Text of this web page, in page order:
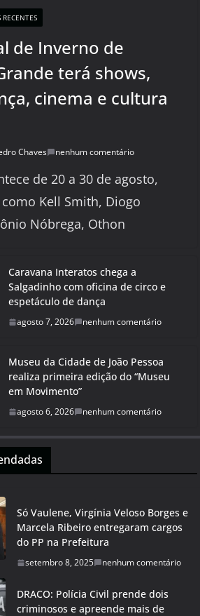
RECENTES
de Inverno de
terá shows,
cinema e cultura
Chaves nenhum comentário
de 20 a 30 de agosto,
Kell Smith, Diogo
Nóbrega, Othon
Caravana Interatos chega a
Salgadinho com oficina de circo e
espetáculo de dança
agosto 7, 2026 nenhum comentário
Museu da Cidade de João Pessoa
realiza primeira edição do “Museu
em Movimento”
agosto 6, 2026 nenhum comentário
Só Vaulene, Virgínia Veloso Borges e
Marcela Ribeiro entregaram cargos
do PP na Prefeitura
setembro 8, 2025 nenhum comentário
DRACO: Polícia Civil prende dois
criminosos e apreende mais de